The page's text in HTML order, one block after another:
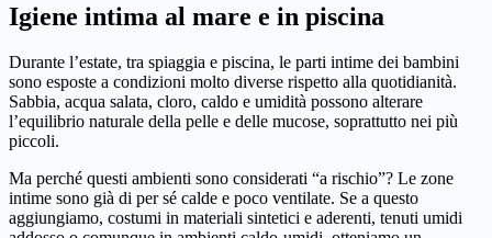
Igiene intima al mare e in piscina
Durante l’estate, tra spiaggia e piscina, le parti intime dei bambini
sono esposte a condizioni molto diverse rispetto alla quotidianità.
Sabbia, acqua salata, cloro, caldo e umidità possono alterare
l’equilibrio naturale della pelle e delle mucose, soprattutto nei più
piccoli.
Ma perché questi ambienti sono considerati “a rischio”? Le zone
intime sono già di per sé calde e poco ventilate. Se a questo
aggiungiamo, costumi in materiali sintetici e aderenti, tenuti umidi